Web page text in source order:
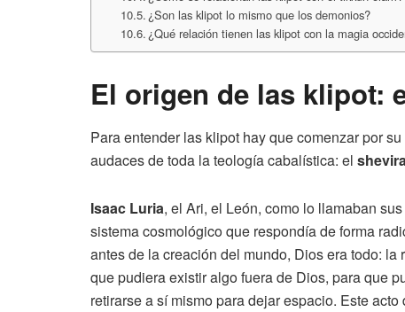
¿Son las klipot lo mismo que los demonios?
¿Qué relación tienen las klipot con la magia
El origen de las klipot:
Para entender las klipot hay que comenzar por
audaces de toda la teología cabalística: el
Isaac Luria, el Ari, el León, como lo llamaban
sistema cosmológico que respondía de forma
antes de la creación del mundo, Dios era todo:
que pudiera existir algo fuera de Dios, para que
retirarse a sí mismo para dejar espacio. Este